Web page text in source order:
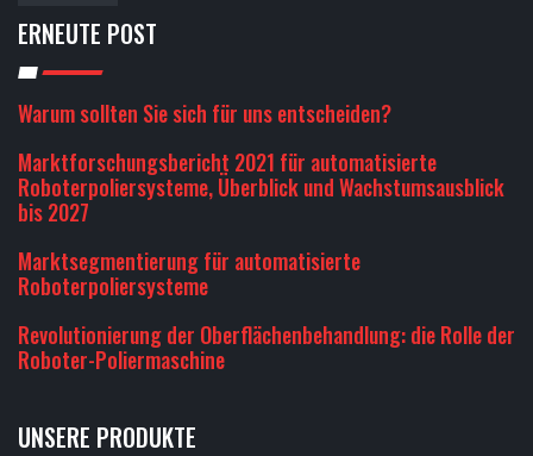
ERNEUTE POST
Warum sollten Sie sich für uns entscheiden?
Marktforschungsbericht 2021 für automatisierte
Roboterpoliersysteme, Überblick und Wachstumsausblick
bis 2027
Marktsegmentierung für automatisierte
Roboterpoliersysteme
Revolutionierung der Oberflächenbehandlung: die Rolle der
Roboter-Poliermaschine
UNSERE PRODUKTE